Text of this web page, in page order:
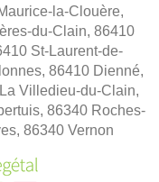
la-Clouère,
du-Clain, 86410
St-Laurent-de-
86410 Dienné,
Villedieu-du-Clain,
86340 Roches-
86340 Vernon